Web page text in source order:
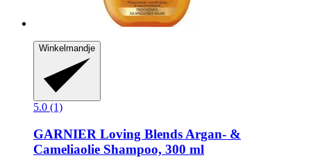
Winkelmandje
5.0 (1)
GARNIER Loving Blends Argan-​ &
Cameliaolie Shampoo, 300 ml